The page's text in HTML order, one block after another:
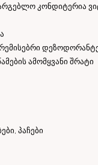
კონდიტერია
ამომყვანი შრატი
პაჩები